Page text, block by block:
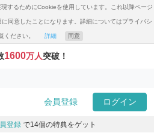
するためにCookieを使用しています。これ以降ページ
同意したことになります。詳細についてはプライバシ
ください。 詳細 同意
1600万人突破！
会員登録 ログイン
登録 で14個の特典をゲット